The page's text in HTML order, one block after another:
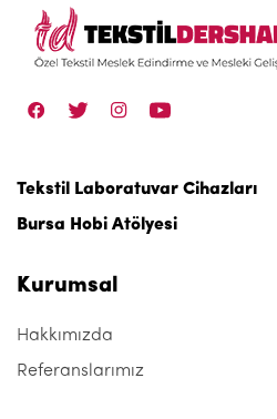
Tekstil Laboratuvar Cihazları
Bursa Hobi Atölyesi
Kurumsal
Hakkımızda
Referanslarımız